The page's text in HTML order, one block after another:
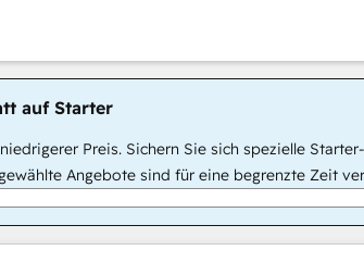
auf Starter
Preis. Sichern Sie sich spezielle
Angebote sind für eine begrenzte Zeit